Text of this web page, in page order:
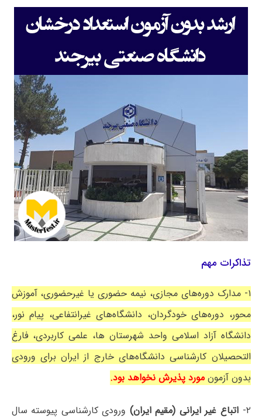
تذاکرات مهم
۱- مدارک دوره‌های مجازی، نیمه حضوری یا غیرحضوری، آموزش
محور، دوره‌های خودگردان، دانشگاه‌های غیرانتفاعی، پیام نور،
دانشگاه آزاد اسلامی واحد شهرستان ها، علمی کاربردی، فارغ
التحصیلان کارشناسی دانشگاه‌های خارج از ایران برای ورودی
بدون آزمونمورد پذیرش نخواهد بود.
۲- اتباع غیر ایرانی (مقیم ایران) ورودی کارشناسی پیوسته سال